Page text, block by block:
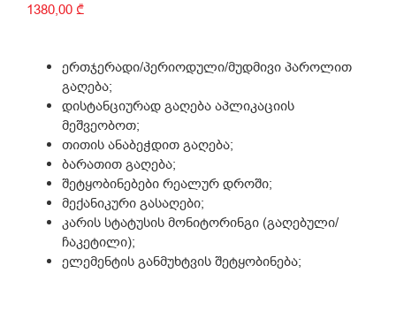
1380,00 ₾
ერთჯერადი/პერიოდული/მუდმივი პაროლით
გაღება;
დისტანციურად გაღება აპლიკაციის
მეშვეობოთ;
თითის ანაბეჭდით გაღება;
ბარათით გაღება;
შეტყობინებები რეალურ დროში;
მექანიკური გასაღები;
კარის სტატუსის მონიტორინგი (გაღებული/
ჩაკეტილი);
ელემენტის განმუხტვის შეტყობინება;